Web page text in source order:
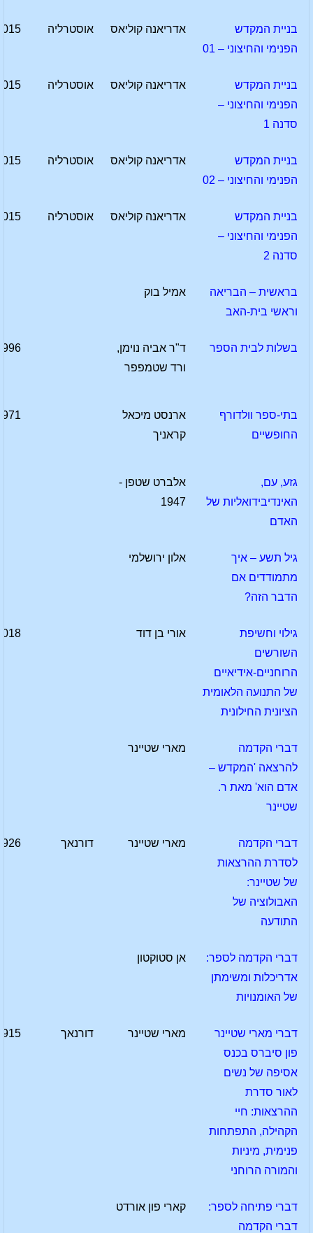
בניית המקדש
הפנימי והחיצוני – 01
אדריאנה קוליאס אוסטרליה
בניית המקדש
הפנימי והחיצוני –
סדנה 1
אדריאנה קוליאס אוסטרליה
בניית המקדש
הפנימי והחיצוני – 02
אדריאנה קוליאס אוסטרליה
בניית המקדש
הפנימי והחיצוני –
סדנה 2
אדריאנה קוליאס אוסטרליה
בראשית – הבריאה
וראשי בית-האב
אמיל בוק
בשלות לבית הספר
ד"ר אביה נוימן,
ורד שטמפפר
בתי-ספר וולדורף
החופשיים
ארנסט מיכאל
קראניך
גזע, עם,
האינדיבידואליות של
האדם
אלברט שטפן -
1947
גיל תשע – איך
מתמודדים אם
הדבר הזה?
אלון ירושלמי
גילוי וחשיפת
השורשים
הרוחניים-אידיאיים
של התנועה הלאומית
הציונית החילונית
אורי בן דוד
דברי הקדמה
להרצאה 'המקדש –
אדם הוא' מאת ר.
שטיינר
מארי שטיינר
דברי הקדמה
לסדרת ההרצאות
של שטיינר:
האבולוציה של
התודעה
מארי שטיינר דורנאך
דברי הקדמה לספר:
אדריכלות ומשימתן
של האומנויות
אן סטוקטון
דברי מארי שטיינר
פון סיברס בכנס
אסיפה של נשים
לאור סדרת
ההרצאות: חיי
הקהילה, התפתחות
פנימית, מיניות
והמורה הרוחני
מארי שטיינר דורנאך
דברי פתיחה לספר:
דברי הקדמה
קארי פון אורדט